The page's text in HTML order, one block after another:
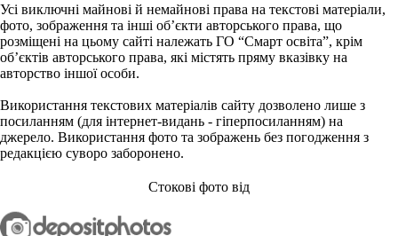
Усі виключні майнові й немайнові права на текстові матеріали,
фото, зображення та інші об’єкти авторського права, що
розміщені на цьому сайті належать ГО “Смарт освіта”, крім
об’єктів авторського права, які містять пряму вказівку на
авторство іншої особи.
Використання текстових матеріалів сайту дозволено лише з
посиланням (для інтернет-видань - гіперпосиланням) на
джерело. Використання фото та зображень без погодження з
редакцією суворо заборонено.
Стокові фото від